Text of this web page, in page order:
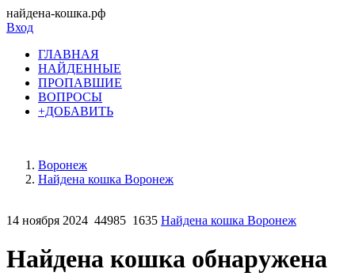
найдена-кошка.рф
Вход
ГЛАВНАЯ
НАЙДЕННЫЕ
ПРОПАВШИЕ
ВОПРОСЫ
+ДОБАВИТЬ
Воронеж
Найдена кошка Воронеж
14 ноября 2024 44985 1635 Найдена кошка Воронеж
Найдена кошка обнаружена